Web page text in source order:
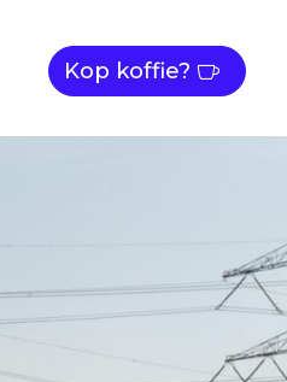
Kop koffie?